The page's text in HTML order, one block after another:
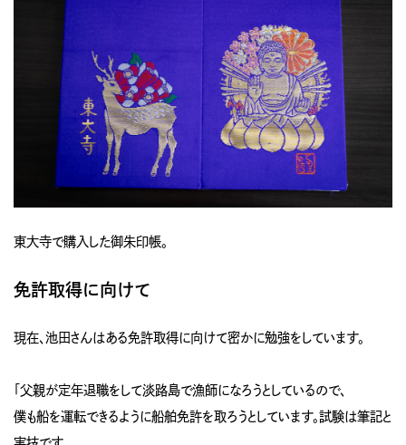
東大寺で購入した御朱印帳。
免許取得に向けて
現在、池田さんはある免許取得に向けて密かに勉強をしています。
「父親が定年退職をして淡路島で漁師になろうとしているので、
僕も船を運転できるように船舶免許を取ろうとしています。試験は筆記と